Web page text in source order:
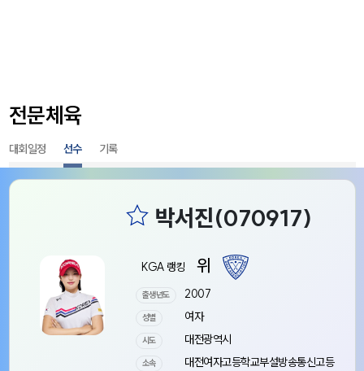
전문체육
대회일정 선수 기록
KGA 랭킹 위
출생년도 2007
성별 여자
시도 대전광역시
소속
대전여자고등학교부설방송통신고등